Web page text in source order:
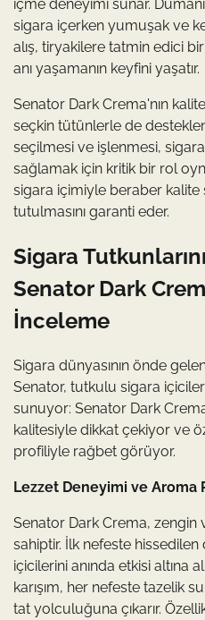
içme deneyimi sunar. Dumanı
sigara içerken yumuşak ve
alış, tiryakilere tatmin edici
anı yaşamanın keyfini yaşatır.
Senator Dark Crema'nın
seçkin tütünlerle de
seçilmesi ve işlenmesi,
sağlamak için kritik bir rol
sigara içimiyle beraber kalite
tutulmasını garanti eder.
Sigara
Senator Dark
İnceleme
Sigara dünyasının önde
Senator, tutkulu sigara
sunuyor: Senator Dark
kalitesiyle dikkat çekiyor ve
profiliyle rağbet görüyor.
Lezzet Deneyimi ve Aroma
Senator Dark Crema,
sahiptir. İlk nefeste
içicilerini anında etkisi altına
karışım, her nefeste tazelik
tat yolculuğuna çıkarır.